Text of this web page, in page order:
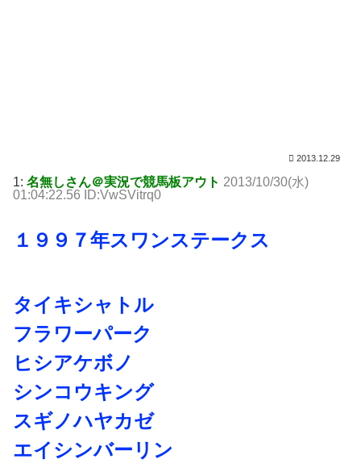
2013.12.29
1: 名無しさん＠実況で競馬板アウト 2013/10/30(水)
01:04:22.56 ID:VwSVitrq0
１９９７年スワンステークス
タイキシャトル
フラワーパーク
ヒシアケボノ
シンコウキング
スギノハヤカゼ
エイシンバーリン